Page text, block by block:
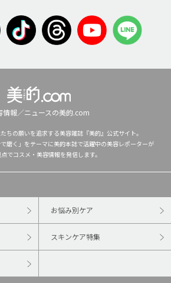
情報／ニュースの美的.com
ちの願いを追求する美容雑誌『美的』公式サイト。
磨く」をテーマに美的本誌で活躍中の美容レポーターが
でコスメ・美容情報を発信します。
お悩み別ケア
スキンケア特集